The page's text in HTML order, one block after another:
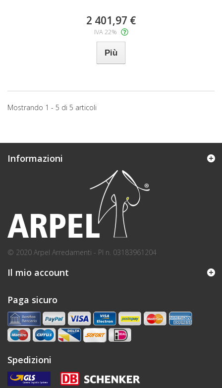
2 401,97 €
IVA 22%
Più
Mostrando 1 - 5 di 5 articoli
Informazioni
© 2020 Arpel Arredamenti - PI n. 03183961204
Il mio account
Paga sicuro
Spedizioni